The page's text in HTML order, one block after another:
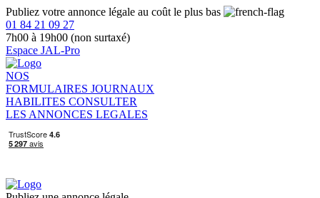
Publiez votre annonce légale au coût le plus bas
01 84 21 09 27
7h00 à 19h00 (non surtaxé)
Espace JAL-Pro
NOS
FORMULAIRES JOURNAUX
HABILITES CONSULTER
LES ANNONCES LEGALES